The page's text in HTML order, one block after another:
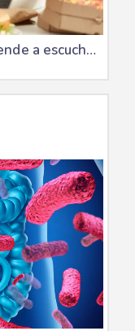
¿Hambre real o ansiedad? Aprende a escuchar a tu cuerpo al comer